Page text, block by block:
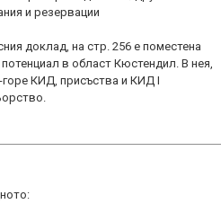
и резервации
доклад, на стр. 256 е поместена
в област Кюстендил. В нея,
КИД, присъства и КИД I